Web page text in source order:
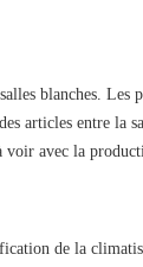
blanches. Les
articles entre la
avec la
de la